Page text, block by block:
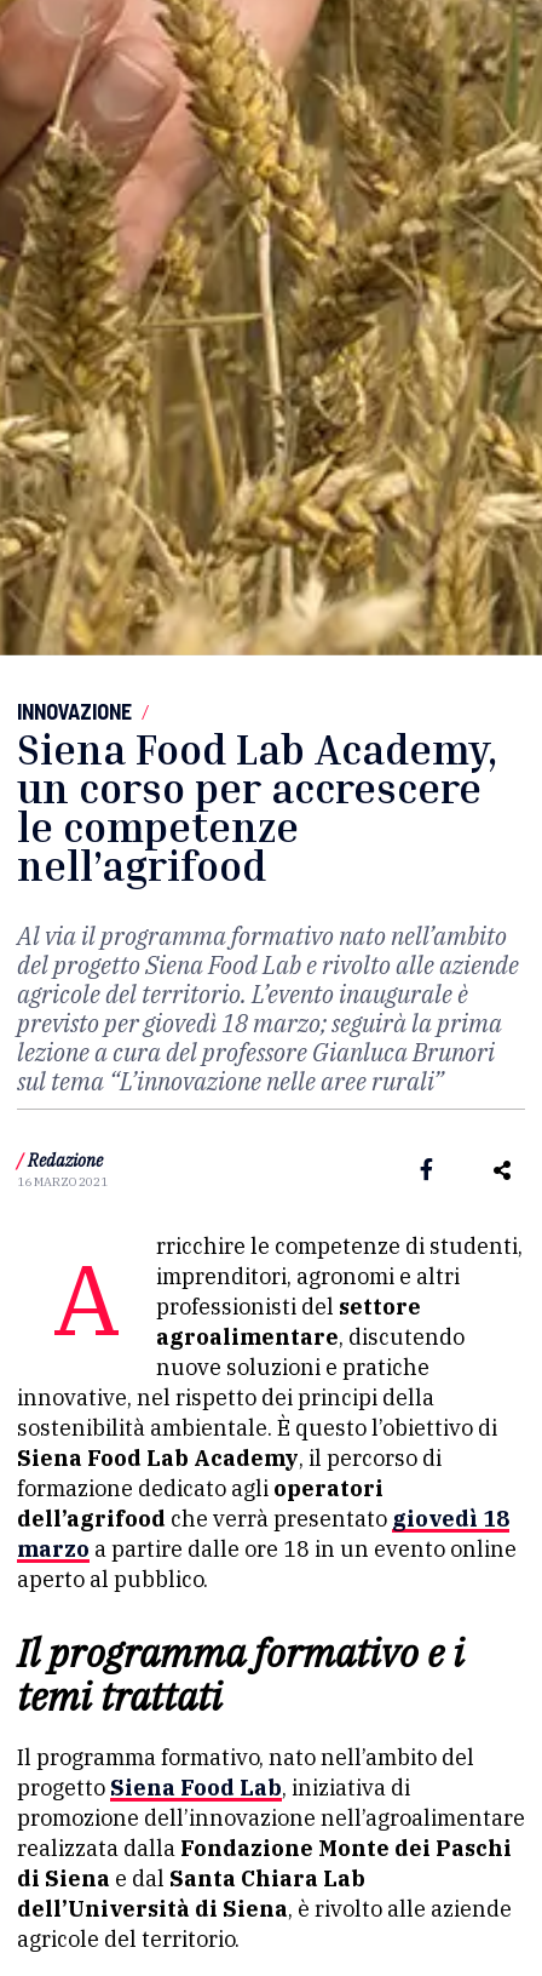
INNOVAZIONE /
Siena Food Lab Academy,
un corso per accrescere
le competenze
nell’agrifood
Al via il programma formativo nato nell’ambito
del progetto Siena Food Lab e rivolto alle aziende
agricole del territorio. L’evento inaugurale è
previsto per giovedì 18 marzo; seguirà la prima
lezione a cura del professore Gianluca Brunori
sul tema “L’innovazione nelle aree rurali”
/ Redazione
16 MARZO 2021
Arricchire le competenze di studenti,
imprenditori, agronomi e altri
professionisti del settore
agroalimentare, discutendo
nuove soluzioni e pratiche
innovative, nel rispetto dei principi della
sostenibilità ambientale. È questo l’obiettivo di
Siena Food Lab Academy, il percorso di
formazione dedicato agli operatori
dell’agrifood che verrà presentato giovedì 18
marzo a partire dalle ore 18 in un evento online
aperto al pubblico.
Il programma formativo e i
temi trattati
Il programma formativo, nato nell’ambito del
progetto Siena Food Lab, iniziativa di
promozione dell’innovazione nell’agroalimentare
realizzata dalla Fondazione Monte dei Paschi
di Siena e dal Santa Chiara Lab
dell’Università di Siena, è rivolto alle aziende
agricole del territorio.